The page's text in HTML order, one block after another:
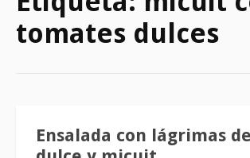
tomates dulces
Ensalada con lágrimas